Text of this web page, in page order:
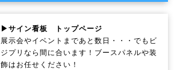
▶サイン看板 トップページ
展示会やイベントまであと数日・・・でもビ
ジプリなら間に合います！ブースパネルや装
飾はお任せください！